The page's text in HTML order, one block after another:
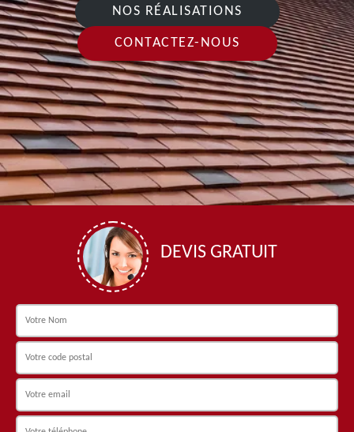
NOS RÉALISATIONS
CONTACTEZ-NOUS
DEVIS GRATUIT